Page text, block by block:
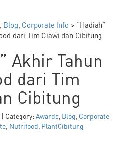
Blog Corporate Info > “Hadiah”
dari Tim Ciawi dan Cibitung
Akhir Tahun
dari Tim
Cibitung
| Category: Awards Blog Corporate
Nutrifood PlantCibitung